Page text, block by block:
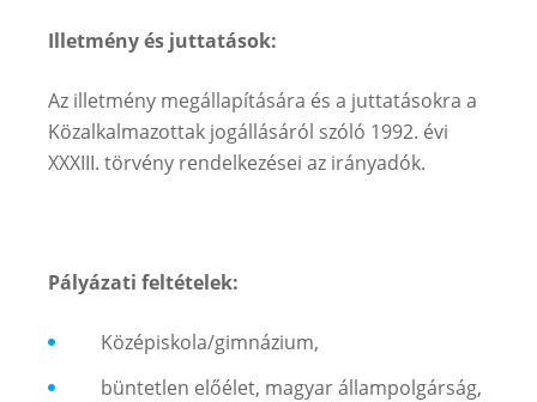
Illetmény és juttatások:
Az illetmény megállapítására és a juttatásokra a
Közalkalmazottak jogállásáról szóló 1992. évi
XXXIII. törvény rendelkezései az irányadók.
Pályázati feltételek:
Középiskola/gimnázium,
büntetlen előélet, magyar állampolgárság,